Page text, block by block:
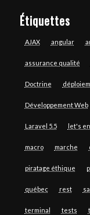
Étiquettes
AJAX angular
assurance qualité
Doctrine
Développement Web
Laravel 5.5 let's
macro marche
piratage éthique
québec rest
terminal tests